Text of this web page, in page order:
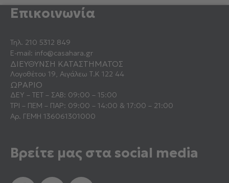
Επικοινωνία
Τηλ. 210 5312 849
E-mail: info@casahara.gr
ΔΙΕΥΘΥΝΣΗ ΚΑΤΑΣΤΗΜΑΤΟΣ
Λογοθέτου 19, Αιγάλεω Τ.Κ 122 44
ΩΡΑΡΙΟ
ΔΕΥ – ΤΕΤ – ΣΑΒ: 09:00 – 15:00
ΤΡΙ – ΠΕΜ – ΠΑΡ: 09:00 – 14:00 & 17:00 – 21:00
Αρ. ΓΕΜΗ 136061301000
Βρείτε μας στα social media